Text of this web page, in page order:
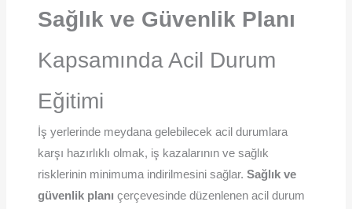
Sağlık ve Güvenlik Planı
Kapsamında Acil Durum
Eğitimi
İş yerlerinde meydana gelebilecek acil durumlara
karşı hazırlıklı olmak, iş kazalarının ve sağlık
risklerinin minimuma indirilmesini sağlar. Sağlık ve
güvenlik planı çerçevesinde düzenlenen acil durum